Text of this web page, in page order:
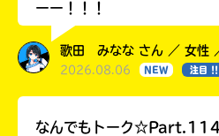
ーー！！！
歌田 みなな さん ／ 女性
2026.08.06 NEW 注目 !!
なんでもトーク